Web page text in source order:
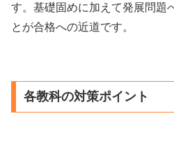
す。基礎固めに加えて発展問題
とが合格への近道です。
各教科の対策ポイント